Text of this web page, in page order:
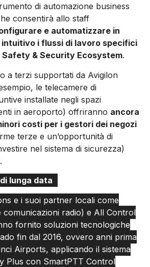
di automazione business
consentirà allo staff
e automatizzare in
intuitivo i flussi di lavoro specifici
& Security Ecosystem.
a terzi supportati da Avigilon
le telecamere di
installate negli spazi
in aeroporto) offriranno ancora
costi per i gestori dei negozi
terze e un’opportunità di
nel sistema di sicurezza)
lunga data
e i suoi partner locali come
comunicazioni radio) e All Control
fornito soluzioni tecnologiche
fin dal 2016, ovvero anni prima
Airports, applicando il sistema
Plus con SmartPTT Control